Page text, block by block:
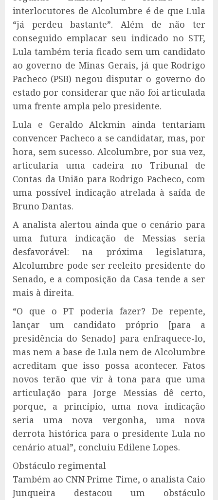
interlocutores de Alcolumbre é de que Lula
“já perdeu bastante”. Além de não ter
conseguido emplacar seu indicado no STF,
Lula também teria ficado sem um candidato
ao governo de Minas Gerais, já que Rodrigo
Pacheco (PSB) negou disputar o governo do
estado por considerar que não foi articulada
uma frente ampla pelo presidente.
Lula e Geraldo Alckmin ainda tentariam
convencer Pacheco a se candidatar, mas, por
hora, sem sucesso. Alcolumbre, por sua vez,
articularia uma cadeira no Tribunal de
Contas da União para Rodrigo Pacheco, com
uma possível indicação atrelada à saída de
Bruno Dantas.
A analista alertou ainda que o cenário para
uma futura indicação de Messias seria
desfavorável: na próxima legislatura,
Alcolumbre pode ser reeleito presidente do
Senado, e a composição da Casa tende a ser
mais à direita.
“O que o PT poderia fazer? De repente,
lançar um candidato próprio [para a
presidência do Senado] para enfraquece-lo,
mas nem a base de Lula nem de Alcolumbre
acreditam que isso possa acontecer. Fatos
novos terão que vir à tona para que uma
articulação para Jorge Messias dê certo,
porque, a princípio, uma nova indicação
seria uma nova vergonha, uma nova
derrota histórica para o presidente Lula no
cenário atual”, concluiu Edilene Lopes.
Obstáculo regimental
Também ao CNN Prime Time, o analista Caio
Junqueira destacou um obstáculo